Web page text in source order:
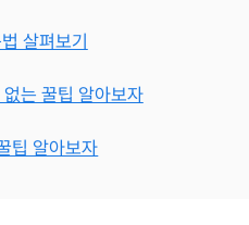
살펴보기
는 꿀팁 알아보자
팁 알아보자